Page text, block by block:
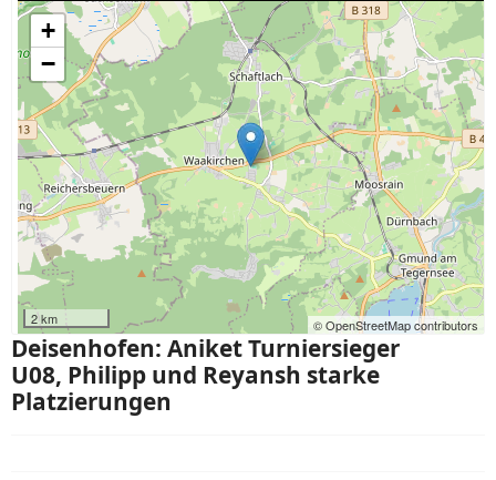
+
−
2 km © OpenStreetMap contributors
Deisenhofen: Aniket Turniersieger
U08, Philipp und Reyansh starke
Platzierungen